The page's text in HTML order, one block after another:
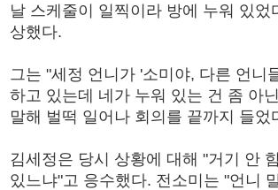
날 스케줄이 일찍이라 방에 누워 있었
상했다.
그는 "세정 언니가 '소미야, 다른 언니
하고 있는데 네가 누워 있는 건 좀 아
말해 벌떡 일어나 회의를 끝까지 들었
김세정은 당시 상황에 대해 "거기 안
있느냐"고 응수했다. 전소미는 "언니